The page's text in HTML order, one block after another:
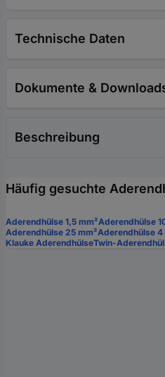
Technische Daten
Dokumente &
Beschreibung
Häufig gesuchte
Aderendhülse 1,5 mm²Aderendhülse
Aderendhülse 25 mm²Aderendhülse 4
Klauke AderendhülseTwin-